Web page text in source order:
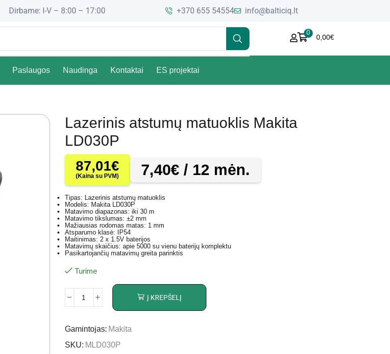
Dirbame: I-V – 8:00 – 17:00 +370 655 54554 info@balticiq.lt
0
0,00€
Paslaugos Naudinga Kontaktai ES projektai
Lazerinis atstumų matuoklis Makita
LD030P
87,01€
(Kaina su PVM) 7,40€ / 12 mėn.
Tipas: Lazerinis atstumų matuoklis
Modelis: Makita LD030P
Matavimo diapazonas: iki 30 m
Matavimo tikslumas: ±2 mm
Mažiausias rodomas matas: 1 mm
Atsparumo klasė: IP54
Maitinimas: 2 x 1.5V baterijos
Matavimų skaičius: apie 5000 su vienu baterijų komplektu
Pasikartojančių matavimų greita parinktis
Turime
Į KREPŠELĮ
Gamintojas: Makita
SKU: MLD030P